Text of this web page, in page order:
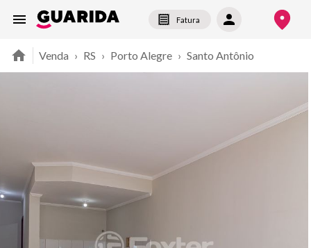
Fatura
Venda › RS › Porto Alegre › Santo Antônio